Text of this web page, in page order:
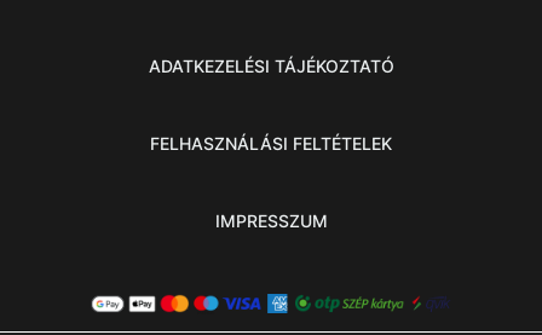
ADATKEZELÉSI TÁJÉKOZTATÓ
FELHASZNÁLÁSI FELTÉTELEK
IMPRESSZUM